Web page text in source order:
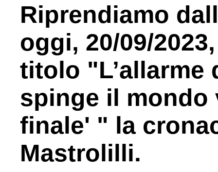
Riprendiamo
oggi, 20/09/
titolo "L’allarme
spinge il mondo
finale' " la
Mastrolilli.